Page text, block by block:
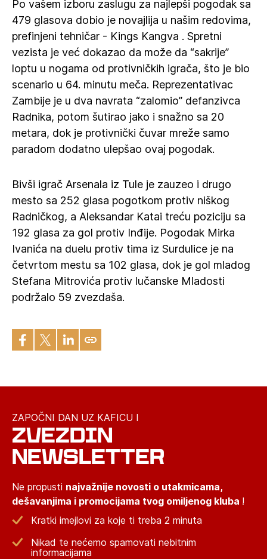
Po vašem izboru zaslugu za najlepši pogodak sa
479 glasova dobio je novajlija u našim redovima,
prefinjeni tehničar - Kings Kangva . Spretni
vezista je već dokazao da može da “sakrije”
loptu u nogama od protivničkih igrača, što je bio
scenario u 64. minutu meča. Reprezentativac
Zambije je u dva navrata “zalomio” defanzivca
Radnika, potom šutirao jako i snažno sa 20
metara, dok je protivnički čuvar mreže samo
paradom dodatno ulepšao ovaj pogodak.
Bivši igrač Arsenala iz Tule je zauzeo i drugo
mesto sa 252 glasa pogotkom protiv niškog
Radničkog, a Aleksandar Katai treću poziciju sa
192 glasa za gol protiv Inđije. Pogodak Mirka
Ivanića na duelu protiv tima iz Surdulice je na
četvrtom mestu sa 102 glasa, dok je gol mladog
Stefana Mitrovića protiv lučanske Mladosti
podržalo 59 zvezdaša.
ZAPOČNI DAN UZ KAFICU I
ZVEZDIN
NEWSLETTER
Ne propusti najvažnije novosti o utakmicama,
dešavanjima i promocijama tvog omiljenog kluba !
Kratki imejlovi za koje ti treba 2 minuta
Nikad te nećemo spamovati nebitnim
informacijama